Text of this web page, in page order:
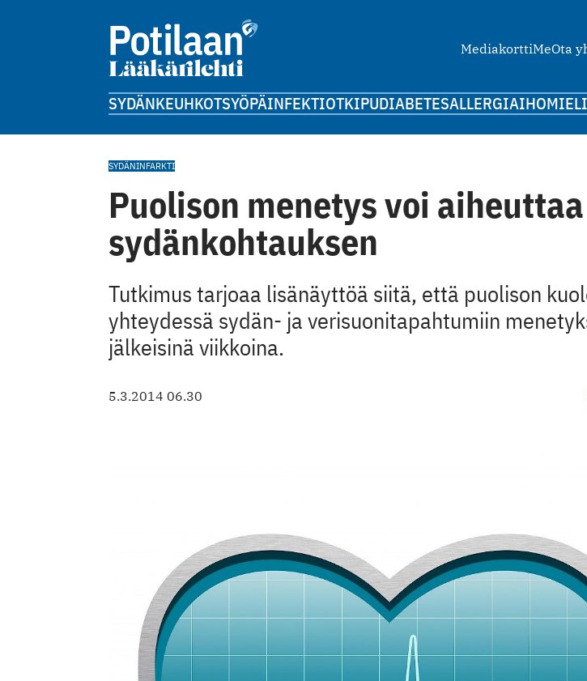
MediakorttiMeOta
SYDÄNKEUHKOTSYÖPÄINFEKTIOTKIPUDIABETESALLERGIAIHOMIELI
SYDÄNINFARKTI
Puolison menetys voi aiheuttaa
sydänkohtauksen
Tutkimus tarjoaa lisänäyttöä siitä, että puolison
yhteydessä sydän- ja verisuonitapahtumiin
jälkeisinä viikkoina.
5.3.2014 06.30